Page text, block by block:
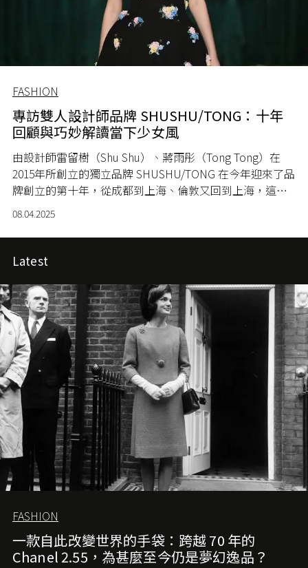
FASHION
專訪雙人設計師品牌 SHUSHU/TONG：十年
回顧與巧妙解讀當下少女風
由設計師雷留樹（Shu Shu）、蔣雨彤（Tong Tong）在
2015年所創立的獨立品牌 SHUSHU/TONG 在今年迎來了品
牌創立的第十年，從成都到上海、倫敦又回到上海，這對
年輕組合正在帶著品牌以令人驚喜的速度向前邁進，並透
過對當下少女風的巧妙解讀，以及對製衣剪裁的精準把
控，成為中國新生代獨立設計師的代表。
08.04.2025
Latest
FASHION
一款自此改變世界的手袋：跨越 70 年的
Chanel 2.55，為甚麼至今仍是夢幻逸品？